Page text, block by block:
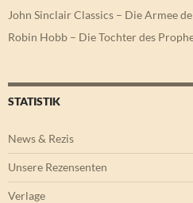
John Sinclair Classics – Die Armee
Robin Hobb – Die Tochter des
STATISTIK
News & Rezis
Unsere Rezensenten
Verlage